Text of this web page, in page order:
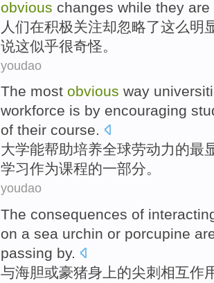
obvious changes while they are
人们在积极关注却忽略了这么明
说这似乎很奇怪 。
youdao
The most obvious way
workforce is by encouraging
of their course.
大学能帮助培养全球劳动力的最
学习作为课程的一部分。
youdao
The consequences of
on a sea urchin or porcupine
passing by.
与海胆或豪猪身上的尖刺相互作